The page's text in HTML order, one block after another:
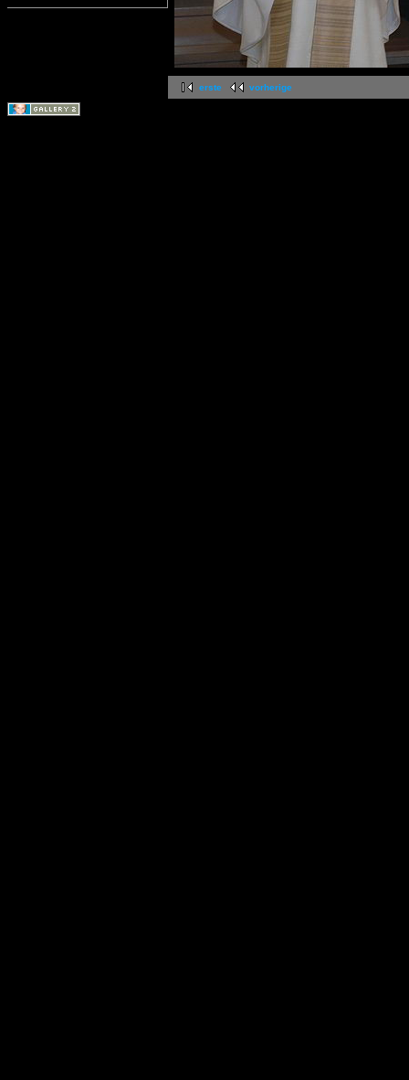
erste vorherige